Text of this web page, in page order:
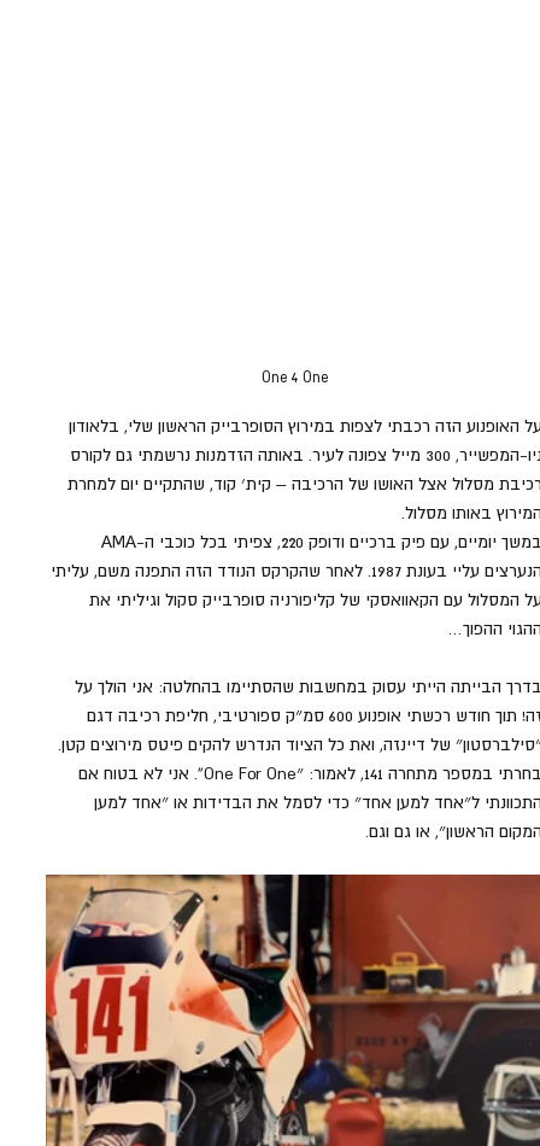
One 4 One
האופנוע הזה רכבתי לצפות במירוץ הסופרבייק הראשון שלי, בלאודון
ניו-המפשייר, 300 מייל צפונה לעיר. באותה הזדמנות נרשמתי גם לקורס
מסלול אצל האושו של הרכיבה – קית׳ קוד, שהתקיים יום למחרת
באותו מסלול.
הנערצים עליי בעונת 1987. לאחר שהקרקס הנודד הזה התפנה משם, עליתי
המסלול עם הקאוואסקי של קליפורניה סופרבייק סקול וגיליתי את
ההפוך…
הבייתה הייתי עסוק במחשבות שהסתיימו בהחלטה: אני הולך על
זה! תוך חודש רכשתי אופנוע 600 סמ״ק ספורטיבי, חליפת רכיבה דגם
של דיינזה, ואת כל הציוד הנדרש להקים פיטס מירוצים קטן.
בחרתי במספר מתחרה 141, לאמור: ״One For One”. אני לא בטוח אם
ל״אחד למען אחד״ כדי לסמל את הבדידות או ״אחד למען
הראשון״, או גם וגם.